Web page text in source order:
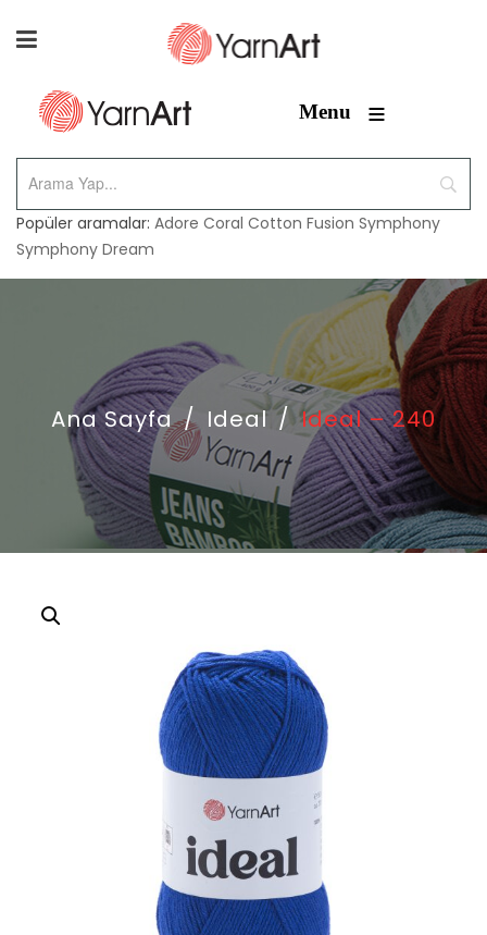
Menu ≡
Popüler aramalar: Adore Coral Cotton Fusion Symphony
Symphony Dream
Ana Sayfa / Ideal / Ideal – 240